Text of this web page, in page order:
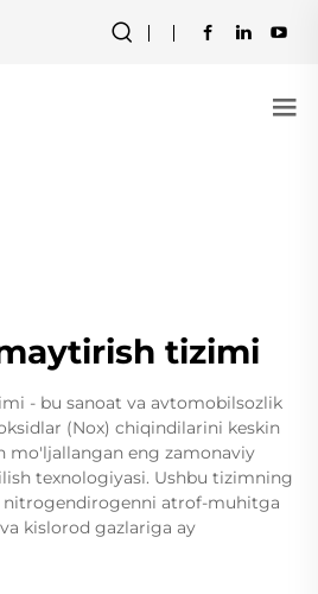
tizimi
- bu sanoat va avtomobilsozlik
(Nox) chiqindilarini keskin
mo'ljallangan eng zamonaviy
texnologiyasi. Ushbu tizimning
nitrogendirogenni atrof-muhitga
kislorod gazlariga ay